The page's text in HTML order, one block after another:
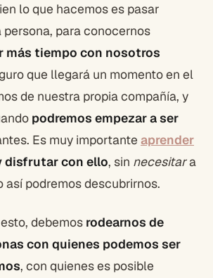
lo que hacemos es pasar
para conocernos
más tiempo con nosotros
que llegará un momento en el
de nuestra propia compañía, y
podremos empezar a ser
Es muy importante aprender
disfrutar con ello, sin necesitara
así podremos descubrirnos.
debemos rodearnos de
con quienes podemos ser
, con quienes es posible